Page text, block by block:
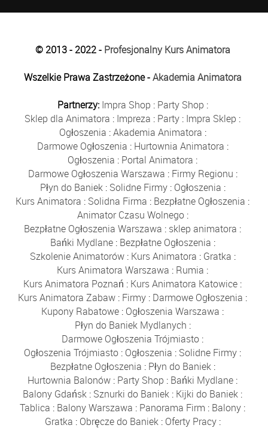
© 2013 - 2022 - Profesjonalny Kurs Animatora
Wszelkie Prawa Zastrzeżone -Akademia Animatora
Partnerzy: Impra Shop : Party Shop :
Sklep dla Animatora : Impreza : Party : Impra Sklep :
Ogłoszenia :Akademia Animatora :
Darmowe Ogłoszenia : Hurtownia Animatora :
Ogłoszenia : Portal Animatora :
Darmowe Ogłoszenia Warszawa : Firmy Regionu :
Płyn do Baniek: Solidne Firmy: Ogłoszenia :
Kurs Animatora : Solidna Firma : Bezpłatne Ogłoszenia :
Animator Czasu Wolnego:
Bezpłatne Ogłoszenia Warszawa : sklep animatora :
Bańki Mydlane: Bezpłatne Ogłoszenia :
Szkolenie Animatorów: Kurs Animatora : Gratka :
Kurs Animatora Warszawa : Rumia :
Kurs Animatora Poznań : Kurs Animatora Katowice :
Kurs Animatora Zabaw : Firmy : Darmowe Ogłoszenia :
Kupony Rabatowe : Ogłoszenia Warszawa :
Płyn do Baniek Mydlanych :
Darmowe Ogłoszenia Trójmiasto :
Ogłoszenia Trójmiasto : Ogłoszenia : Solidne Firmy :
Bezpłatne Ogłoszenia : Płyn do Baniek:
Hurtownia Balonów : Party Shop : Bańki Mydlane :
Balony Gdańsk : Sznurki do Baniek : Kijki do Baniek :
Tablica : Balony Warszawa : Panorama Firm : Balony :
Gratka : Obręcze do Baniek: Oferty Pracy: